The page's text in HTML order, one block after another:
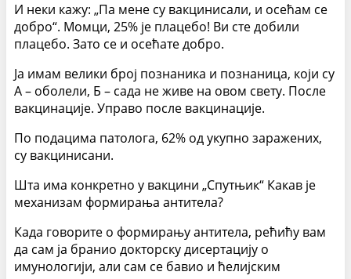
И неки кажу: „Па мене су вакцинисали, и осећам се
добро“. Момци, 25% је плацебо! Ви сте добили
плацебо. Зато се и осећате добро.
Ја имам велики број познаника и познаница, који су
А – оболели, Б – сада не живе на овом свету. После
вакцинације. Управо после вакцинације.
По подацима патолога, 62% од укупно заражених,
су вакцинисани.
Шта има конкретно у вакцини „Спутњик“ Какав је
механизам формирања антитела?
Када говорите о формирању антитела, рећићу вам
да сам ја бранио докторску дисертацију о
имунологији, али сам се бавио и ћелијским